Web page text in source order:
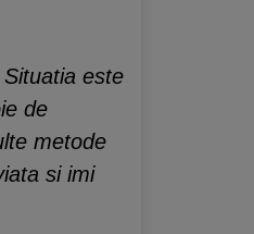
este
de
metode
si imi